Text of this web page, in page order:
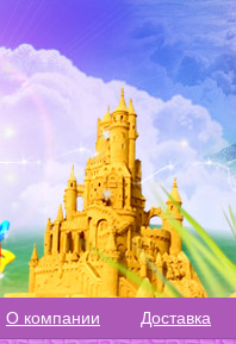
О компании Доставка